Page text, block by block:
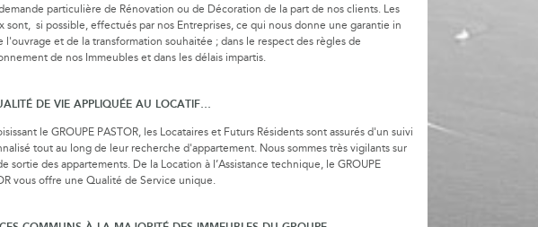
particulière de Rénovation ou de Décoration de la part de nos clients. Les
sont, si possible, effectués par nos Entreprises, ce qui nous donne une garantie in
l'ouvrage et de la transformation souhaitée ; dans le respect des règles de
de nos Immeubles et dans les délais impartis.
DE VIE APPLIQUÉE AU LOCATIF…
le GROUPE PASTOR, les Locataires et Futurs Résidents sont assurés d'un suivi
tout au long de leur recherche d'appartement. Nous sommes très vigilants sur
sortie des appartements. De la Location à l’Assistance technique, le GROUPE
vous offre une Qualité de Service unique.